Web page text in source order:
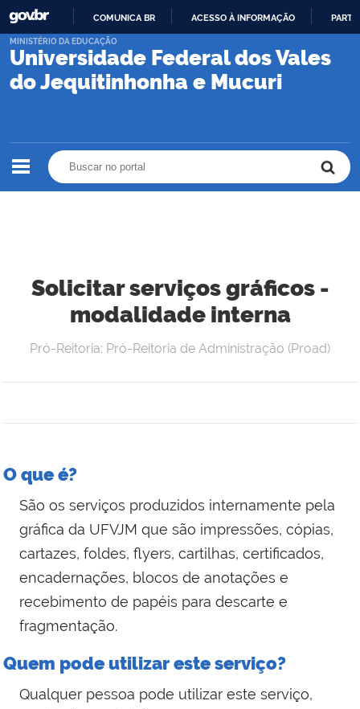
PARA
CONTEÚDO
COMUNICA BR ACESSO À INFORMAÇÃO
Universidade Federal dos Vales
do Jequitinhonha e Mucuri
MINISTÉRIO DA EDUCAÇÃO
Solicitar serviços gráficos -
modalidade interna
Pró-Reitoria: Pró-Reitoria de Administração (Proad)
O que é?
São os serviços produzidos internamente pela
gráfica da UFVJM que são impressões, cópias,
cartazes, foldes, flyers, cartilhas, certificados,
encadernações, blocos de anotações e
recebimento de papéis para descarte e
fragmentação.
Quem pode utilizar este serviço?
Qualquer pessoa pode utilizar este serviço,